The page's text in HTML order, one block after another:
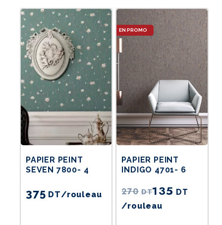
PAPIER PEINT
SEVEN 7800- 4
375 DT/rouleau
PAPIER PEINT
INDIGO 4701- 6
270 DT135 DT
/rouleau
Le
prix
actuel
est :
135DT.